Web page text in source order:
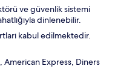
ve güvenlik sistemi
dinlenebilir.
kabul edilmektedir.
American Express, Diners